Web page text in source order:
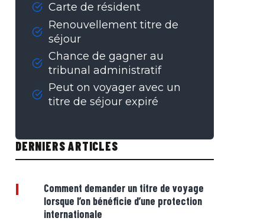
Carte de résident
Renouvellement titre de
séjour
Chance de gagner au
tribunal administratif
Peut on voyager avec un
titre de séjour expiré
DERNIERS ARTICLES
|
Comment demander un titre de voyage
lorsque l’on bénéficie d’une protection
internationale